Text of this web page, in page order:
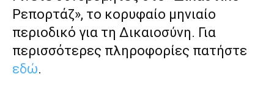
Ρεπορτάζ», το κορυφαίο μηνιαίο
περιοδικό για τη Δικαιοσύνη. Για
περισσότερες πληροφορίες πατήστε
εδώ.